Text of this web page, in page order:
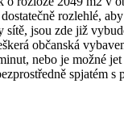
rozlehlé,
jsou zde již
občanská
nebo je možné
spjatém